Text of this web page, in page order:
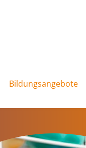
Bildungsangebote